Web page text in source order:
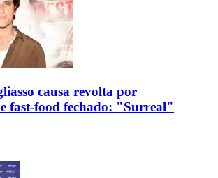
causa revolta por
fast-food fechado: "Surreal"